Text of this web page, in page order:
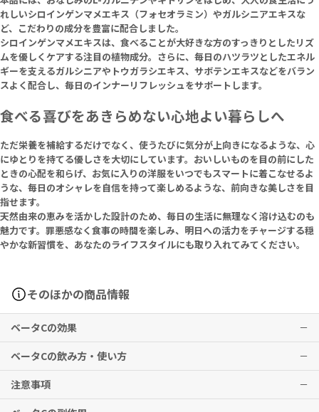
れしいシロインゲンマメエキス（フォセオラミン）やガルシニアエキスな
ど、こだわりの成分を豊富に配合しました。
シロインゲンマメエキスは、食べることが大好きな方のすっきりとしたリズ
ムを優しくケアする注目の植物成分。さらに、毎日のハツラツとしたエネル
ギーを支えるガルシニアやトウガラシエキス、サボテンエキスなどをバラン
スよく配合し、毎日のインナーリフレッシュをサポートします。
食べる喜びをあきらめない心地よい暮らしへ
ただ栄養を補給するだけでなく、使うたびに気分が上向きになるような、心
にゆとりを持てる優しさを大切にしています。おいしいものを目の前にした
ときの心配を和らげ、お気に入りの洋服をいつでもスマートに着こなせるよ
うな、毎日のオシャレを自信を持って楽しめるような、前向きな美しさを目
指せます。
天然由来の恵みを活かした設計のため、毎日の生活に無理なく溶け込むのも
魅力です。罪悪感なく食事の時間を楽しみ、明日への活力をチャージする穏
やかな新習慣を、あなたのライフスタイルにも取り入れてみてください。
そのほかの商品情報
ベータCの効果
毎日のすっきりとしたリズムと理想の美容コンディション維持を内側
から優しくサポートします。
ベータCの飲み方・使い方
1日1カプセルを目安に、水またはぬるま湯と一緒にお召し上がりくだ
さい。
注意事項